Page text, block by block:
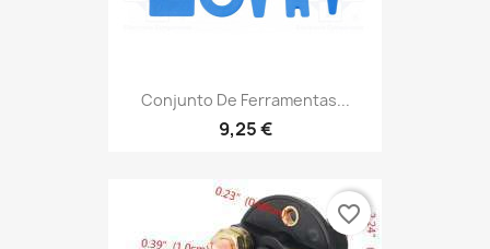
Conjunto De Ferramentas...
9,25 €
favorite_border